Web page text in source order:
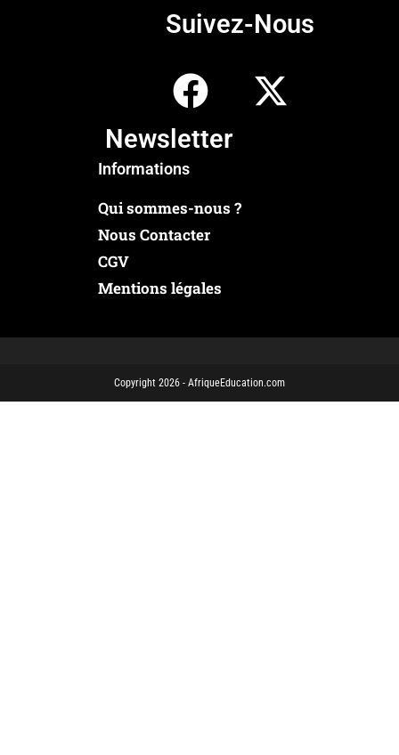
Suivez-Nous
Newsletter
Informations
Qui sommes-nous ?
Nous Contacter
CGV
Mentions légales
Copyright 2026 - AfriqueEducation.com